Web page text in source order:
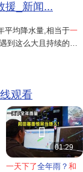
援_新闻...
平均降水量,相当于一
到这么大且持续的降
观看

01:29
一天下了全年雨？ 和